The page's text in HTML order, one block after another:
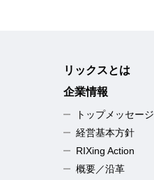
リックスとは
企業情報
トップメッセージ
経営基本方針
RIXing Action
概要／沿革